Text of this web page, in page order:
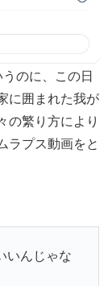
のに、この日
に囲まれた我が
の繁り方により
ラプス動画をと
いんじゃな